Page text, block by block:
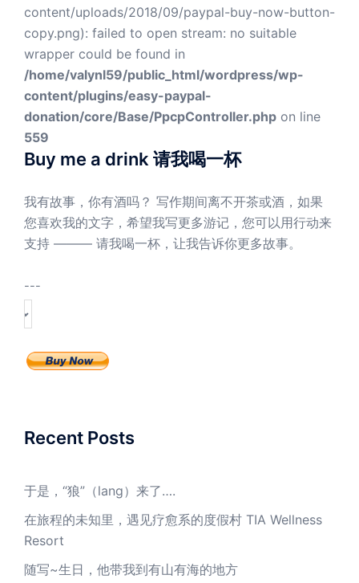
content/uploads/2018/09/paypal-buy-now-button-
copy.png): failed to open stream: no suitable
wrapper could be found in
/home/valynl59/public_html/wordpress/wp-
content/plugins/easy-paypal-
donation/core/Base/PpcpController.php on line
559
Buy me a drink 请我喝一杯
我有故事，你有酒吗？ 写作期间离不开茶或酒，如果
您喜欢我的文字，希望我写更多游记，您可以用行动来
支持 ——— 请我喝一杯，让我告诉你更多故事。
---
Recent Posts
于是，“狼”（lang）来了….
在旅程的未知里，遇见疗愈系的度假村 TIA Wellness
Resort
随写~生日，他带我到有山有海的地方